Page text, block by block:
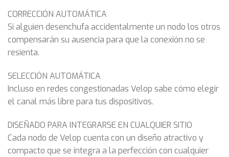
CORRECCIÓN AUTOMÁTICA
Si alguien desenchufa accidentalmente un nodo los otros
compensarán su ausencia para que la conexión no se
resienta.
SELECCIÓN AUTOMÁTICA
Incluso en redes congestionadas Velop sabe cómo elegir
el canal más libre para tus dispositivos.
DISEÑADO PARA INTEGRARSE EN CUALQUIER SITIO
Cada nodo de Velop cuenta con un diseño atractivo y
compacto que se integra a la perfección con cualquier